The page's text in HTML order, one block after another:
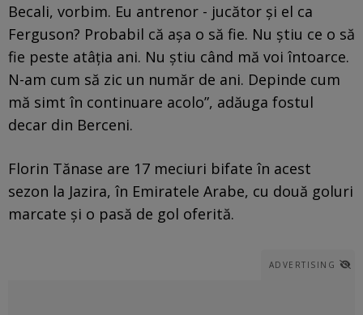
Becali, vorbim. Eu antrenor - jucător și el ca
Ferguson? Probabil că așa o să fie. Nu știu ce o să
fie peste atâția ani. Nu știu când mă voi întoarce.
N-am cum să zic un număr de ani. Depinde cum
mă simt în continuare acolo”, adăuga fostul
decar din Berceni.
Florin Tănase are 17 meciuri bifate în acest
sezon la Jazira, în Emiratele Arabe, cu două goluri
marcate și o pasă de gol oferită.
ADVERTISING